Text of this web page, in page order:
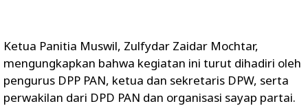
Ketua Panitia Muswil, Zulfydar Zaidar Mochtar,
mengungkapkan bahwa kegiatan ini turut dihadiri oleh
pengurus DPP PAN, ketua dan sekretaris DPW, serta
perwakilan dari DPD PAN dan organisasi sayap partai.